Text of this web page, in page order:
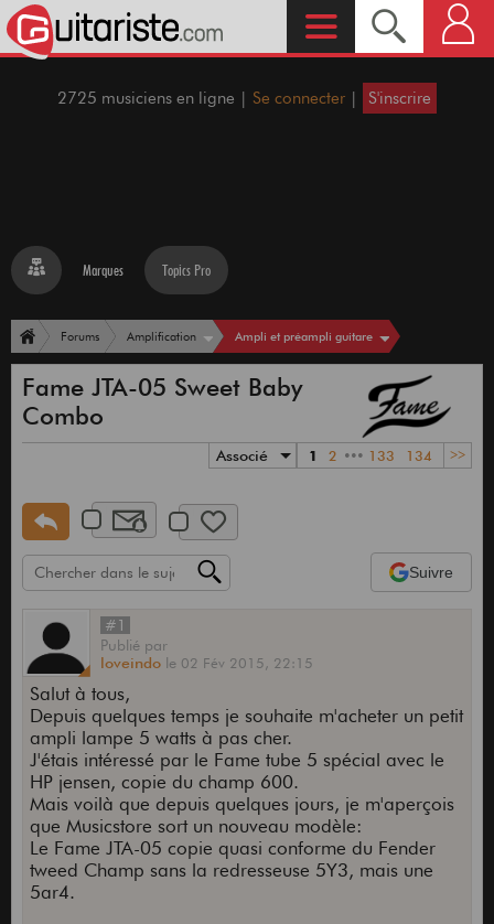
2725 musiciens en ligne | Se connecter | S'inscrire
Marques Topics Pro
Forums Amplification Ampli et préampli guitare
Fame JTA-05 Sweet Baby
Combo
Associé 1 2 ••• 133 134 >>
Suivre
#1
Publié par
loveindo le 02 Fév 2015, 22:15
Salut à tous,
Depuis quelques temps je souhaite m'acheter un petit
ampli lampe 5 watts à pas cher.
J'étais intéressé par le Fame tube 5 spécial avec le
HP jensen, copie du champ 600.
Mais voilà que depuis quelques jours, je m'aperçois
que Musicstore sort un nouveau modèle:
Le Fame JTA-05 copie quasi conforme du Fender
tweed Champ sans la redresseuse 5Y3, mais une
5ar4.